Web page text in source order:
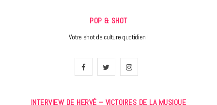
POP & SHOT
Votre shot de culture quotidien !
F
c
i
I
s
INTERVIEW DE HERVÉ – VICTOIRES DE LA MUSIQUE